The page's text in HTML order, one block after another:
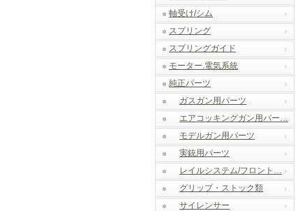
軸受け/シム
スプリング
スプリングガイド
モーター.電気系統
純正パーツ
ガスガン用パーツ
エアコッキングガン用パー…
モデルガン用パーツ
実銃用パーツ
レイルシステム/フロント…
グリップ・ストック類
サイレンサー